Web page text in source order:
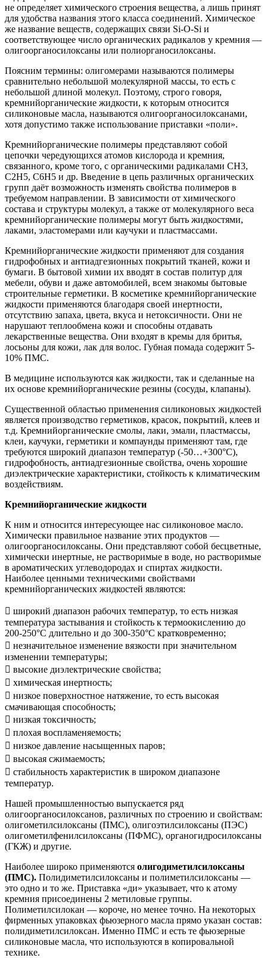
не определяет химического строения вещества, а лишь принят
для удобства названия этого класса соединений. Химическое
же название веществ, содержащих связи Si-O-Si и
соответствующее число органических радикалов у кремния —
олигоорганосилоксаны или полиорганосилоксаны.
Поясним термины: олигомерами называются полимеры
сравнительно небольшой молекулярной массы, то есть с
небольшой длиной молекул. Поэтому, строго говоря,
кремнийорганические жидкости, к которым относится
силиконовые масла, называются олигоорганосилоксанами,
хотя допустимо также использование приставки «поли».
Кремнийорганические полимеры представляют собой
цепочки чередующихся атомов кислорода и кремния,
связанного, кроме того, с органическими радикалами CH3,
C2H5, C6H5 и др. Введение в цепь различных органических
групп даёт возможность изменять свойства полимеров в
требуемом направлении. В зависимости от химического
состава и структуры молекул, а также от молекулярного веса
кремнийорганические полимеры могут быть жидкостями,
лаками, эластомерами или каучуки и пластмассами.
Кремнийорганические жидкости применяют для создания
гидрофобных и антиадгезионных покрытий тканей, кожи и
бумаги. В бытовой химии их вводят в состав политур для
мебели, обуви и даже автомобилей, всем знакомы бытовые
строительные герметики. В косметике кремнийорганические
жидкости применяются благодаря своей инертности,
отсутствию запаха, цвета, вкуса и нетоксичности. Они не
нарушают теплообмена кожи и способны отдавать
лекарственные вещества. Они входят в кремы для бритья,
лосьоны для кожи, лак для волос. Губная помада содержит 5-
10% ПМС.
В медицине используются как жидкости, так и сделанные на
их основе кремнийорганические резины (сосуды, клапаны).
Существенной областью применения силиконовых жидкостей
является производство герметиков, красок, покрытий, клеев и
т.д. Кремнийорганические смолы, лаки, эмали, пластмассы,
клеи, каучуки, герметики и компаунды применяют там, где
требуются широкий диапазон температур (-50…+300°C),
гидрофобность, антиадгезионные свойства, очень хорошие
диэлектрические характеристики, стойкость к климатическим
воздействиям.
Кремнийорганические жидкости
К ним и относится интересующее нас силиконовое масло.
Химически правильное название этих продуктов —
олигоорганосилоксаны. Они представляют собой бесцветные,
химически инертные, не растворимые в воде, но растворимые
в ароматических углеводородах и спиртах жидкости.
Наиболее ценными техническими свойствами
кремнийорганических жидкостей являются:
 широкий диапазон рабочих температур, то есть низкая
температура застывания и стойкость к термоокислению до
200-250°C длительно и до 300-350°C кратковременно;
 незначительное изменение вязкости при значительном
изменении температуры;
 высокие диэлектрические свойства;
 химическая инертность;
 низкое поверхностное натяжение, то есть высокая
смачивающая способность;
 низкая токсичность;
 плохая воспламеняемость;
 низкое давление насыщенных паров;
 высокая сжимаемость;
 стабильность характеристик в широком диапазоне
температур.
Нашей промышленностью выпускается ряд
олигоорганосилоксанов, различных по строению и свойствам:
олигометилсилоксаны (ПМС), олигоэтилсилоксаны (ПЭС)
олигометилфенилсилоксаны (ПФМС), органогидросилоксаны
(ГКЖ) и другие.
Наиболее широко применяются олигодиметилсилоксаны
(ПМС). Полидиметилсилоксаны и полиметилсилоксаны —
это одно и то же. Приставка «ди» указывает, что к атому
кремния присоединены 2 метиловые группы.
Полиметилсилокан — короче, но менее точно. На некоторых
фирменных упаковках фьюзерного масла прямо указан состав:
полидиметилсилоксан. Именно ПМС и есть те фьюзерные
силиконовые масла, что используются в копировальной
технике.